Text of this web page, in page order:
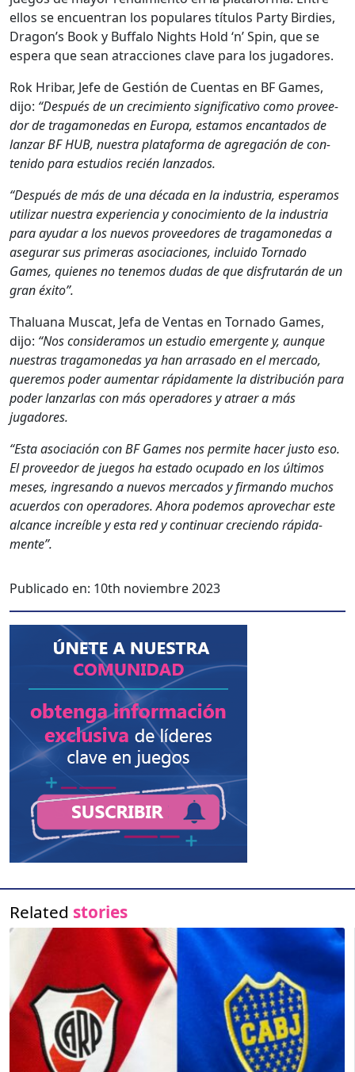
ellos se encuen­tran los pop­u­lares títu­los Par­ty Birdies,
Dragon’s Book y Buf­fa­lo Nights Hold ‘n’ Spin, que se
espera que sean atrac­ciones clave para los jugadores.
Rok Hrib­ar, Jefe de Gestión de Cuen­tas en BF Games,
dijo: “Después de un crec­imien­to sig­ni­fica­ti­vo como provee­
dor de trag­a­monedas en Europa, esta­mos encan­ta­dos de
lan­zar BF HUB, nues­tra platafor­ma de agre­gación de con­
tenido para estu­dios recién lan­za­dos.
“Después de más de una déca­da en la indus­tria, esper­amos
uti­lizar nues­tra expe­ri­en­cia y conocimien­to de la indus­tria
para ayu­dar a los nuevos provee­dores de trag­a­monedas a
ase­gu­rar sus primeras aso­cia­ciones, inclu­i­do Tor­na­do
Games, quienes no ten­emos dudas de que dis­fru­tarán de un
gran éxi­to”.
Thalu­a­na Mus­cat, Jefa de Ven­tas en Tor­na­do Games,
dijo: “Nos con­sid­er­amos un estu­dio emer­gente y, aunque
nues­tras trag­a­monedas ya han arrasa­do en el mer­ca­do,
quer­e­mos poder aumen­tar ráp­i­da­mente la dis­tribu­ción para
poder lan­zarlas con más oper­adores y atraer a más
jugadores.
“Esta aso­ciación con BF Games nos per­mite hac­er jus­to eso.
El provee­dor de jue­gos ha esta­do ocu­pa­do en los últi­mos
meses, ingre­san­do a nuevos mer­ca­dos y fir­man­do muchos
acuer­dos con oper­adores. Aho­ra podemos aprovechar este
alcance increíble y esta red y con­tin­uar cre­cien­do ráp­i­da­
mente”.
Publicado en: 10th noviembre 2023
Related stories